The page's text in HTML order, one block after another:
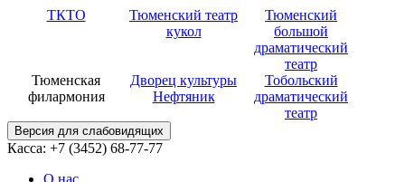
ТКТО
Тюменский театр
кукол
Тюменский
большой
драматический
театр
Тюменская
филармония
Дворец культуры
Нефтяник
Тобольский
драматический
театр
Версия для слабовидящих
Касса: +7 (3452) 68-77-77
О нас